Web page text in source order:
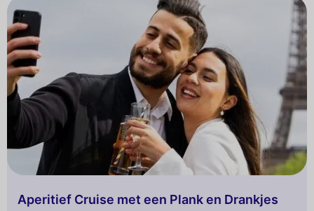
Aperitief Cruise met een Plank en Drankjes